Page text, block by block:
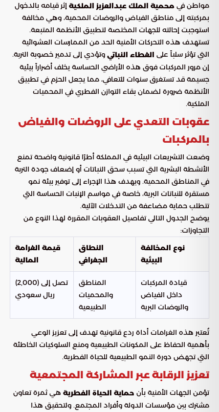
مواطن في محمية الملك عبدالعزيز الملكية إثر قيامه بالدخول
بمركبته إلى مناطق الفياض والروضات المحمية، وهي مخالفة
استوجبت إحالته للجهات المختصة لتطبيق الأنظمة المتبعة.
تستهدف هذه التحركات الأمنية الحد من الممارسات العشوائية
التي تؤثر سلباً على الغطاء النباتي وتؤدي إلى تدمير خصوبة التربة.
إن مرور المركبات فوق هذه الأراضي الحساسة يخلف أضراراً بيئية
جسيمة قد تستغرق سنوات للتعافي، مما يجعل الحزم في تطبيق
الأنظمة ضرورة لضمان بقاء التوازن الفطري في المحميات
الملكية.
عقوبات التعدي على الروضات والفياض
بالمركبات
وضعت التشريعات البيئية في المملكة أطرًا قانونية واضحة تمنع
الأنشطة البشرية التي تسبب سحق النباتات أو إضعاف جودة التربة
في المناطق المحمية. ويهدف هذا الإجراء إلى توفير بيئة نمو
مستقرة للنباتات البرية، خاصة في مواسم الإنبات الحساسة التي
تتطلب حماية مضاعفة من التدخلات الآلية.
يوضح الجدول التالي تفاصيل العقوبات المقررة لهذا النوع من
التجاوزات:
نوع المخالفة
البيئية
النطاق
الجغرافي
قيمة الغرامة
المالية
قيادة المركبات
داخل الفياض
والروضات البرية
المناطق
والمحميات
الطبيعية
تصل إلى (2,000)
ريال سعودي
تُعتبر هذه الغرامات أداة ردع قانونية تهدف إلى تعزيز الوعي
بأهمية الحفاظ على المكونات الطبيعية ومنع السلوكيات الخاطئة
التي تجهض دورة النمو الطبيعية للحياة الفطرية.
تعزيز الرقابة عبر المشاركة المجتمعية
تؤمن الجهات الأمنية بأن حماية الحياة الفطرية هي ثمرة تعاون
مشترك بين مؤسسات الدولة وأفراد المجتمع. ولتحقيق هذا